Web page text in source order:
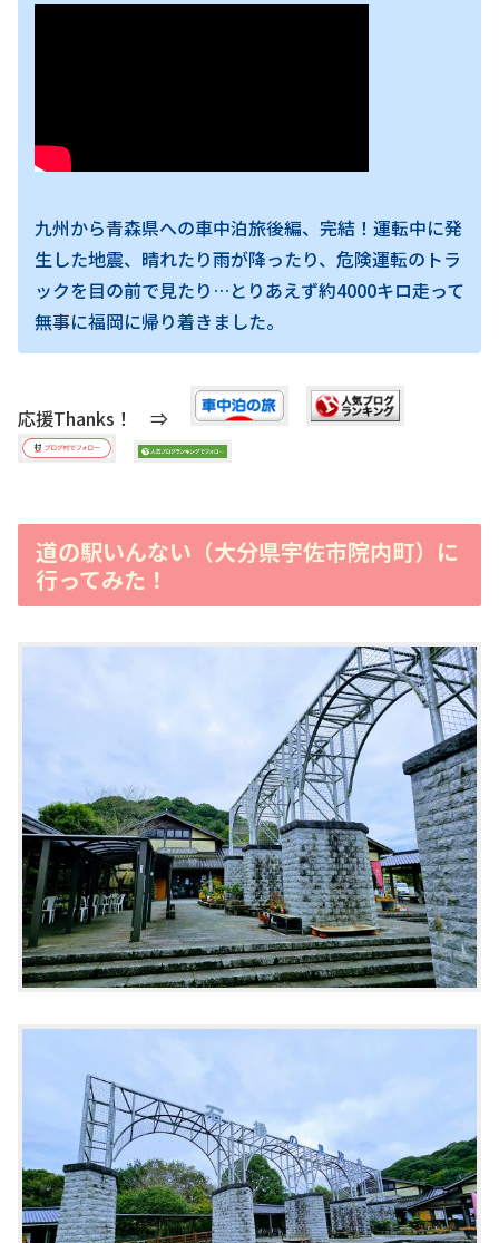
九州から青森県への車中泊旅後編、完結！運転中に発
生した地震、晴れたり雨が降ったり、危険運転のトラ
ックを目の前で見たり…とりあえず約4000キロ走って
無事に福岡に帰り着きました。
応援Thanks！ ⇒
道の駅いんない（大分県宇佐市院内町）に
行ってみた！